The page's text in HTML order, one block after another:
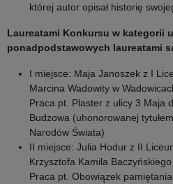
której autor opisał historię
Laureatami Konkursu w kategorii
ponadpodstawowych laureatami
I miejsce: Maja Janoszek z I
Marcina Wadowity w
Praca pt. Plaster z ulicy 3 Maja
Budzowa (uhonorowanej
Narodów Świata)
II miejsce: Julia Hodur z II
Krzysztofa Kamila
Praca pt. Obowiązek